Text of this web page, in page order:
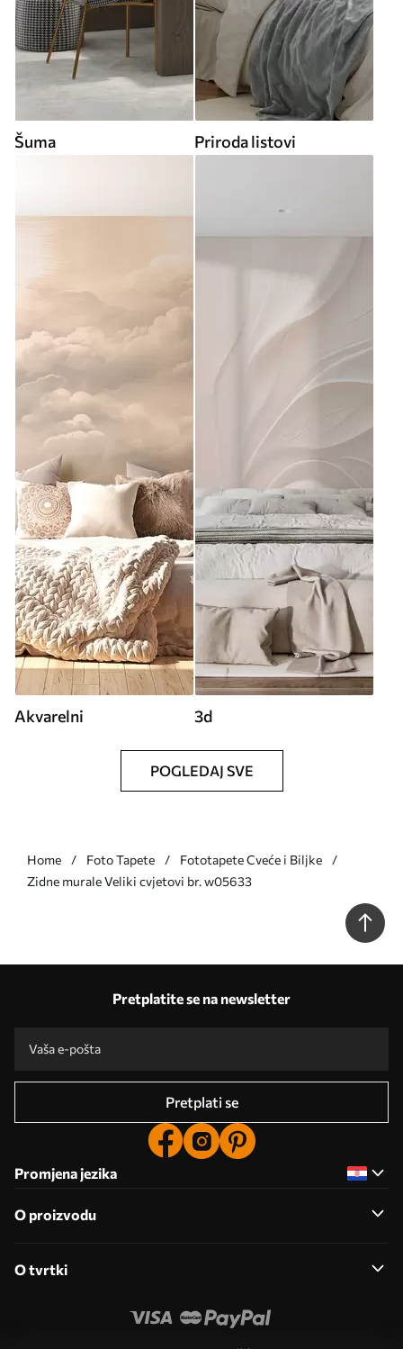
Šuma Priroda listovi
Akvarelni 3d
POGLEDAJ SVE
Home Foto Tapete
Fototapete Cveće i Biljke
Zidne murale Veliki cvjetovi br. w05633
Pretplatite se na newsletter
Pretplati se
Promjena jezika
O proizvodu
O tvrtki